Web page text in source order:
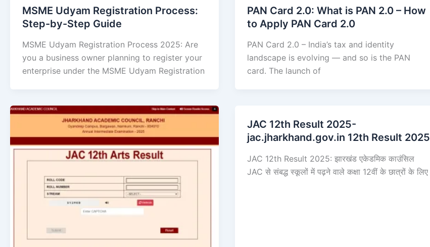
MSME Udyam Registration Process:
Step-by-Step Guide
MSME Udyam Registration Process 2025: Are
you a business owner planning to register your
enterprise under the MSME Udyam Registration
PAN Card 2.0: What is PAN 2.0 – How
to Apply PAN Card 2.0
PAN Card 2.0 – India’s tax and identity
landscape is evolving — and so is the PAN
card. The launch of
JAC 12th Result 2025-
jac.jharkhand.gov.in 12th Result 2025
JAC 12th Result 2025: झारखंड एकेडमिक काउंसिल
JAC से संबद्ध स्कूलों में पढ़ने वाले कक्षा 12वीं के छात्रों के लिए